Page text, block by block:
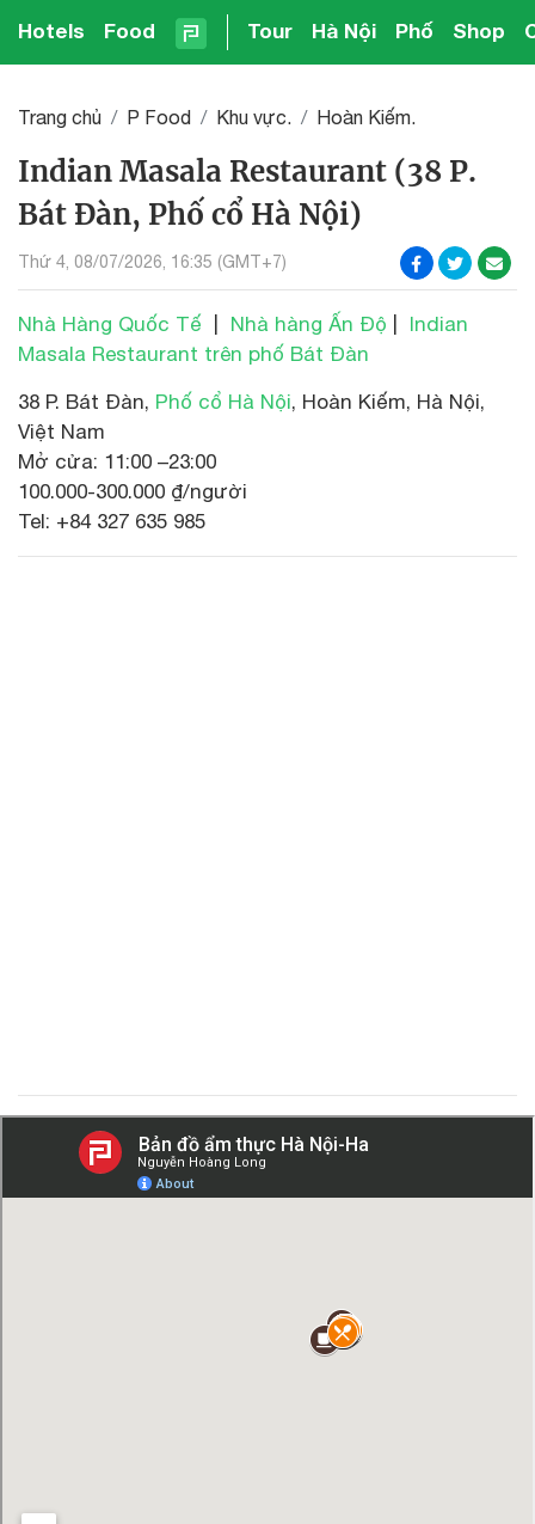
Hotels Food Tour Hà Nội Phố Shop
Trang chủ P Food Khu vực. Hoàn Kiếm.
Indian Masala Restaurant (38 P.
Bát Đàn, Phố cổ Hà Nội)
Thứ 4, 08/07/2026, 16:35 (GMT+7)
Nhà Hàng Quốc Tế Nhà hàng Ấn Độ
Indian
Masala Restaurant trên phố Bát Đàn
38 P. Bát Đàn, Phố cổ Hà Nội, Hoàn Kiếm, Hà Nội,
Việt Nam
Mở cửa: 11:00 –23:00
100.000-300.000 ₫/người
Tel: +84 327 635 985